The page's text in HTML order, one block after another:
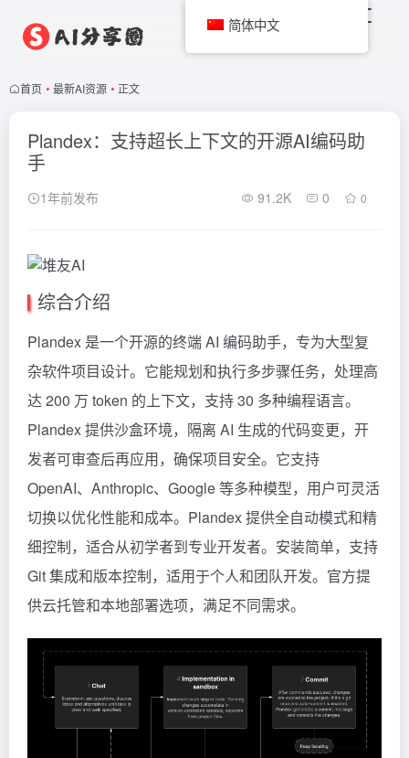
首页 • 最新AI资源 • 正文
Plandex：支持超长上下文的开源AI编码助
手
1年前发布 91.2K 0 0
综合介绍
Plandex 是一个开源的终端 AI 编码助手，专为大型复
杂软件项目设计。它能规划和执行多步骤任务，处理高
达 200 万 token 的上下文，支持 30 多种编程语言。
Plandex 提供沙盒环境，隔离 AI 生成的代码变更，开
发者可审查后再应用，确保项目安全。它支持
OpenAI、Anthropic、Google 等多种模型，用户可灵活
切换以优化性能和成本。Plandex 提供全自动模式和精
细控制，适合从初学者到专业开发者。安装简单，支持
Git 集成和版本控制，适用于个人和团队开发。官方提
供云托管和本地部署选项，满足不同需求。
简体中文